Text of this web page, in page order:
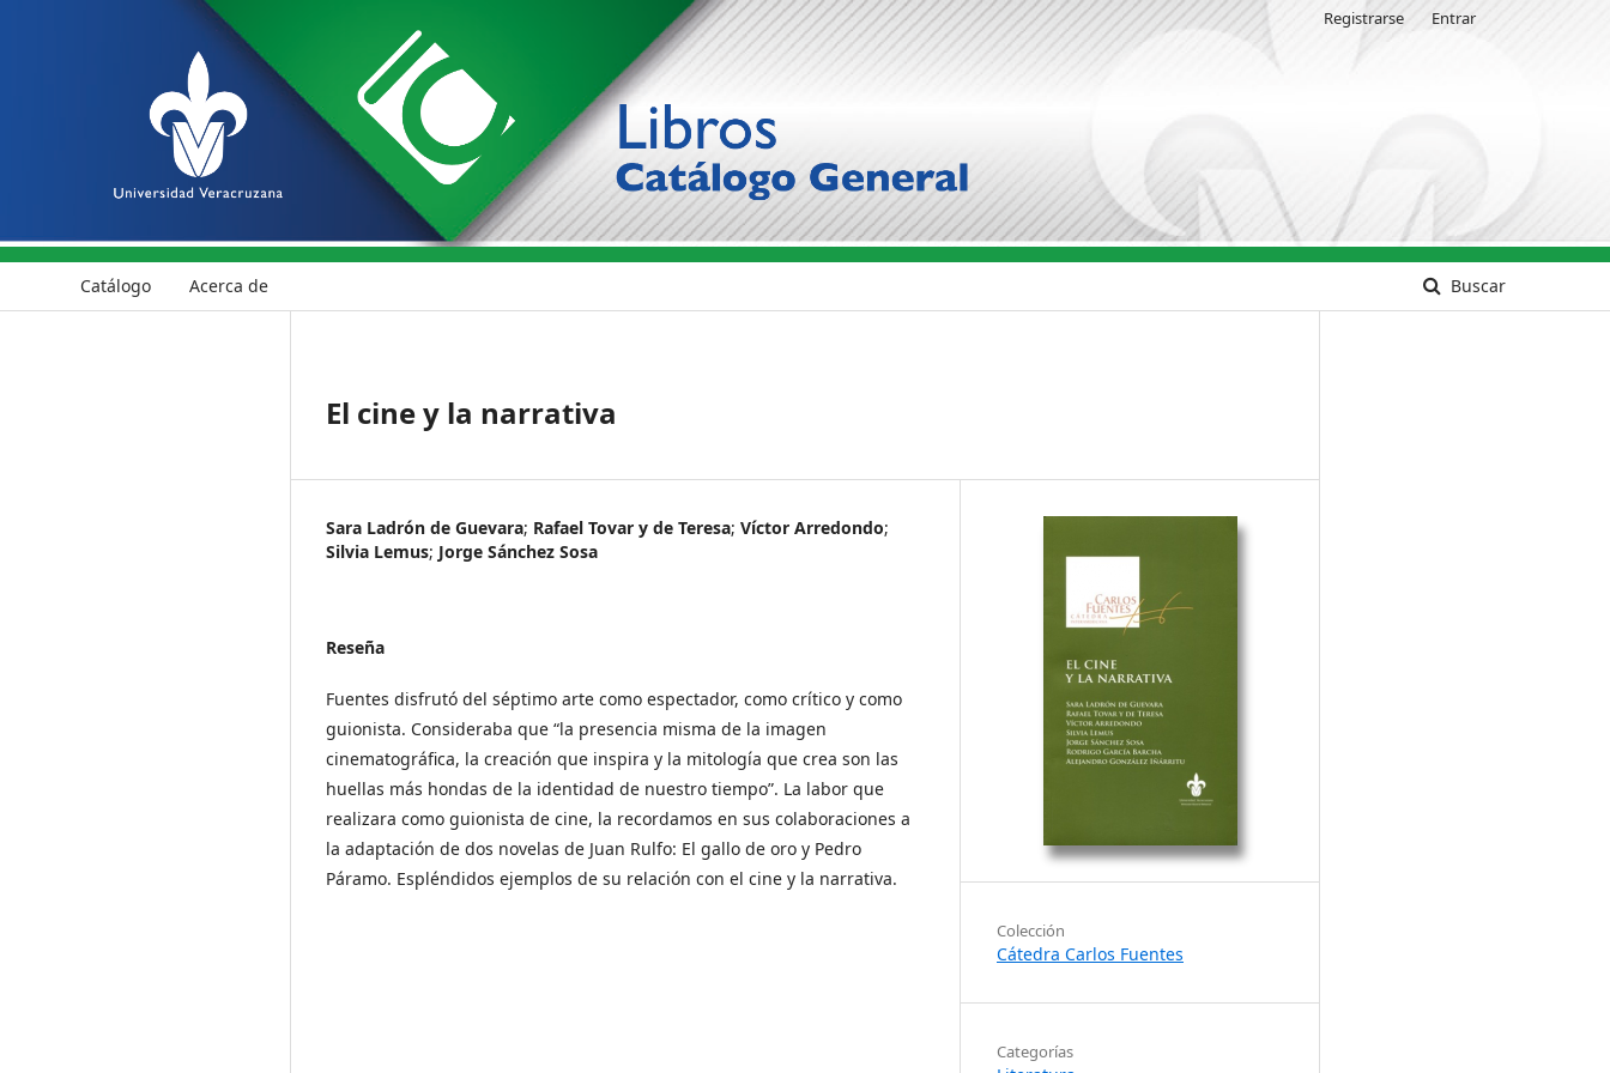
Catálogo Acerca de Buscar
Registrarse Entrar
El cine y la narrativa
Sara Ladrón de Guevara; Rafael Tovar y de Teresa; Víctor Arredondo;
Silvia Lemus; Jorge Sánchez Sosa
Reseña
Fuentes disfrutó del séptimo arte como espectador, como crítico y como
guionista. Consideraba que “la presencia misma de la imagen
cinematográfica, la creación que inspira y la mitología que crea son las
huellas más hondas de la identidad de nuestro tiempo”. La labor que
realizara como guionista de cine, la recordamos en sus colaboraciones a
la adaptación de dos novelas de Juan Rulfo: El gallo de oro y Pedro
Páramo. Espléndidos ejemplos de su relación con el cine y la narrativa.
Colección
Cátedra Carlos Fuentes
Categorías